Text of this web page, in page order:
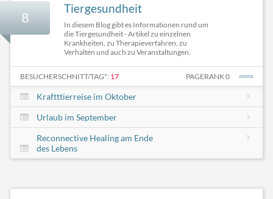
8
Tiergesundheit
In diesem Blog gibt es Informationen rund um
die Tiergesundheit - Artikel zu einzelnen
Krankheiten, zu Therapieverfahren, zu
Verhalten und auch zu Veranstaltungen.
BESUCHERSCHNITT/TAG*: 17 PAGERANK 0
Kraftttierreise im Oktober
Urlaub im September
Reconnective Healing am Ende
des Lebens